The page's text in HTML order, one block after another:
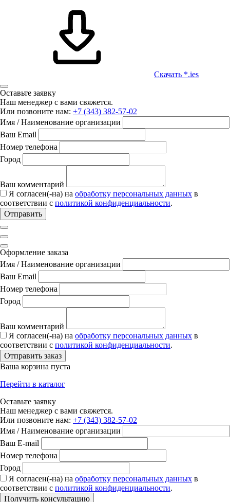
Скачать *.ies
Оставьте заявку
Наш менеджер с вами свяжется.
Или позвоните нам: +7 (343) 382-57-02
Имя / Наименование организации
Ваш Email
Номер телефона
Город
Ваш комментарий
Я согласен(-на) на обработку персональных данных в
соответствии с политикой конфиденциальности.
Отправить
Оформление заказа
Имя / Наименование организации
Ваш Email
Номер телефона
Город
Ваш комментарий
Я согласен(-на) на обработку персональных данных в
соответствии с политикой конфиденциальности.
Отправить заказ
Ваша корзина пуста
Перейти в каталог
Оставьте заявку
Наш менеджер с вами свяжется.
Или позвоните нам: +7 (343) 382-57-02
Имя / Наименование организации
Ваш E-mail
Номер телефона
Город
Я согласен(-на) на обработку персональных данных в
соответствии с политикой конфиденциальности.
Получить консультацию